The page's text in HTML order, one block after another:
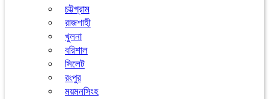
চট্টগ্রাম
রাজশাহী
খুলনা
বরিশাল
সিলেট
রংপুর
ময়মনসিংহ